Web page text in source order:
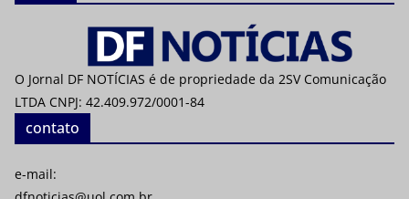
O Jornal DF NOTÍCIAS é de propriedade da 2SV Comunicação
LTDA CNPJ: 42.409.972/0001-84
contato
e-mail: